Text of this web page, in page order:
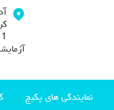
نمایندگی های پکیج